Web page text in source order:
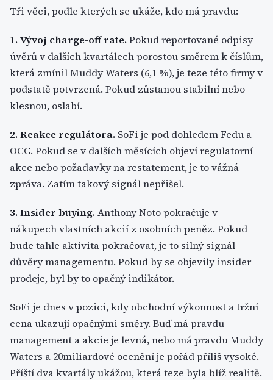
Tři věci, podle kterých se ukáže, kdo má pravdu:
1. Vývoj charge-off rate. Pokud reportované odpisy
úvěrů v dalších kvartálech porostou směrem k číslům,
která zmínil Muddy Waters (6,1 %), je teze této firmy v
podstatě potvrzená. Pokud zůstanou stabilní nebo
klesnou, oslabí.
2. Reakce regulátora. SoFi je pod dohledem Fedu a
OCC. Pokud se v dalších měsících objeví regulatorní
akce nebo požadavky na restatement, je to vážná
zpráva. Zatím takový signál nepřišel.
3. Insider buying. Anthony Noto pokračuje v
nákupech vlastních akcií z osobních peněz. Pokud
bude tahle aktivita pokračovat, je to silný signál
důvěry managementu. Pokud by se objevily insider
prodeje, byl by to opačný indikátor.
SoFi je dnes v pozici, kdy obchodní výkonnost a tržní
cena ukazují opačnými směry. Buď má pravdu
management a akcie je levná, nebo má pravdu Muddy
Waters a 20miliardové ocenění je pořád příliš vysoké.
Příští dva kvartály ukážou, která teze byla blíž realitě.